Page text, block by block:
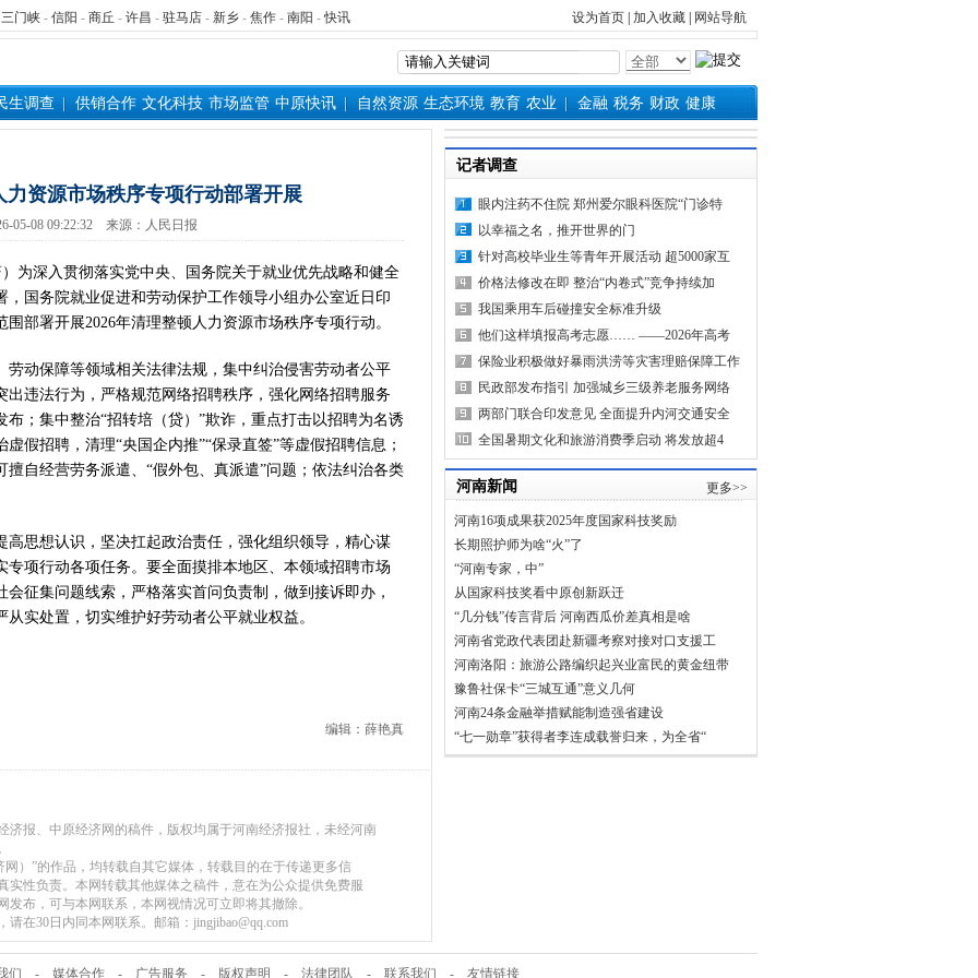
三门峡 - 信阳 - 商丘 - 许昌 - 驻马店 - 新乡 - 焦作 - 南阳 -快讯 设为首页 加入收藏 网站导航
生调查 供销合作 文化科技 市场监管 中原快讯 自然资源 生态环境 教育 农业 金融 税务 财政 健康
力资源市场秩序专项行动部署开展
05-08 09:22:32 来源：人民日报
深入贯彻落实党中央、国务院关于就业优先战略和健全
国务院就业促进和劳动保护工作领导小组办公室近日印
部署开展2026年清理整顿人力资源市场秩序专项行动。
保障等领域相关法律法规，集中纠治侵害劳动者公平
违法行为，严格规范网络招聘秩序，强化网络招聘服务
；集中整治“招转培（贷）”欺诈，重点打击以招聘为名诱
假招聘，清理“央国企内推”“保录直签”等虚假招聘信息；
自经营劳务派遣、“假外包、真派遣”问题；依法纠治各类
想认识，坚决扛起政治责任，强化组织领导，精心谋
项行动各项任务。要全面摸排本地区、本领域招聘市场
征集问题线索，严格落实首问负责制，做到接诉即办，
实处置，切实维护好劳动者公平就业权益。
编辑：薛艳真
报、中原经济网的稿件，版权均属于河南经济报社，未经河南
）”的作品，均转载自其它媒体，转载目的在于传递更多信
实性负责。本网转载其他媒体之稿件，意在为公众提供免费服
布，可与本网联系，本网视情况可立即将其撤除。
在30日内同本网联系。邮箱：jingjibao@qq.com
记者调查
眼内注药不住院 郑州爱尔眼科医院“门诊特
以幸福之名，推开世界的门
针对高校毕业生等青年开展活动 超5000家互
价格法修改在即 整治“内卷式”竞争持续加
我国乘用车后碰撞安全标准升级
他们这样填报高考志愿…… ——2026年高考
保险业积极做好暴雨洪涝等灾害理赔保障工作
民政部发布指引 加强城乡三级养老服务网络
两部门联合印发意见 全面提升内河交通安全
全国暑期文化和旅游消费季启动 将发放超4
河南新闻 更多>>
河南16项成果获2025年度国家科技奖励
长期照护师为啥“火”了
“河南专家，中”
从国家科技奖看中原创新跃迁
“几分钱”传言背后 河南西瓜价差真相是啥
河南省党政代表团赴新疆考察对接对口支援工
河南洛阳：旅游公路编织起兴业富民的黄金纽带
豫鲁社保卡“三城互通”意义几何
河南24条金融举措赋能制造强省建设
“七一勋章”获得者李连成载誉归来，为全省“
们 - 媒体合作 - 广告服务 - 版权声明 - 法律团队 - 联系我们 - 友情链接